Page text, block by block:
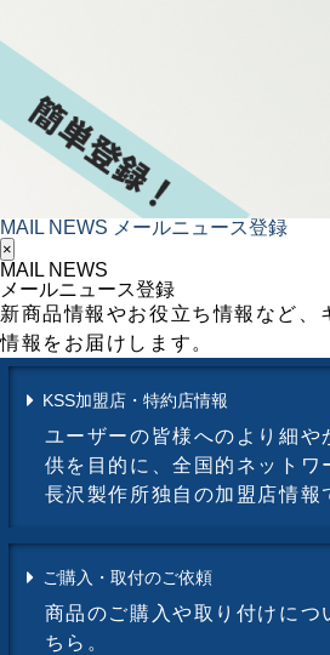
MAIL NEWS メールニュース登録
×
MAIL NEWS
メールニュース登録
新商品情報やお役立ち情報など、
情報をお届けします。
KSS加盟店・特約店情報
ユーザーの皆様へのより細や
供を目的に、全国的ネットワ
長沢製作所独自の加盟店情報
ご購入・取付のご依頼
商品のご購入や取り付けにつ
ちら。